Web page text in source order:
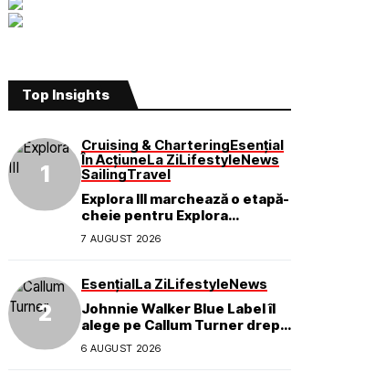
Top Insights
Cruising & CharteringEsențial
În AcțiuneLa ZiLifestyleNews
SailingTravel
Explora III marchează o etapă-
cheie pentru Explora
Journeys
7 AUGUST 2026
EsențialLa ZiLifestyleNews
Johnnie Walker Blue Label îl
alege pe Callum Turner drept
noul ambasador global al
mărcii
6 AUGUST 2026